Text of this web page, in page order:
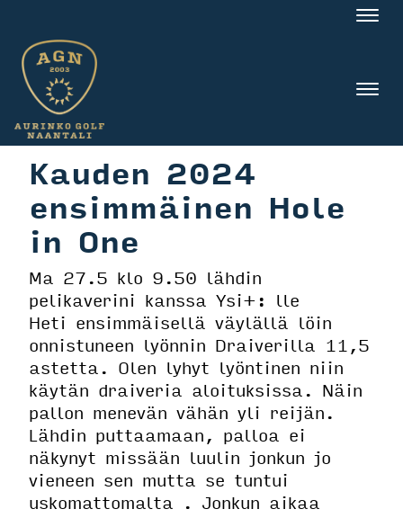
Kauden 2024
ensimmäinen Hole
in One
Ma 27.5 klo 9.50 lähdin
pelikaverini kanssa Ysi+: lle
Heti ensimmäisellä väylällä löin
onnistuneen lyönnin Draiverilla 11,5
astetta. Olen lyhyt lyöntinen niin
käytän draiveria aloituksissa. Näin
pallon menevän vähän yli reijän.
Lähdin puttaamaan, palloa ei
näkynyt missään luulin jonkun jo
vieneen sen mutta se tuntui
uskomattomalta . Jonkun aikaa